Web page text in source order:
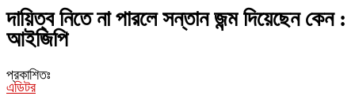
দায়িত্ব নিতে না পারলে সন্তান জন্ম দিয়েছেন কেন :
আইজিপি
প্রকাশিতঃ
এডিটর